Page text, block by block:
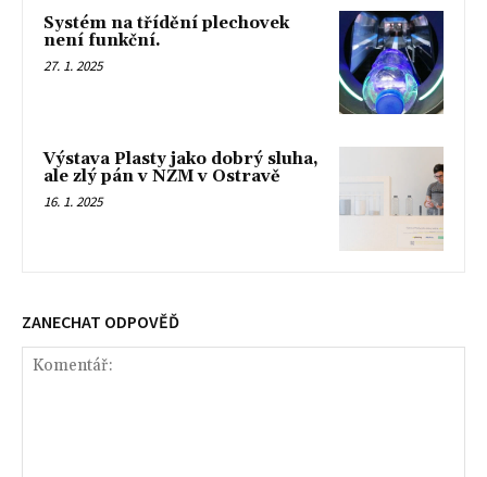
Systém na třídění plechovek
není funkční.
27. 1. 2025
Výstava Plasty jako dobrý sluha,
ale zlý pán v NZM v Ostravě
16. 1. 2025
ZANECHAT ODPOVĚĎ